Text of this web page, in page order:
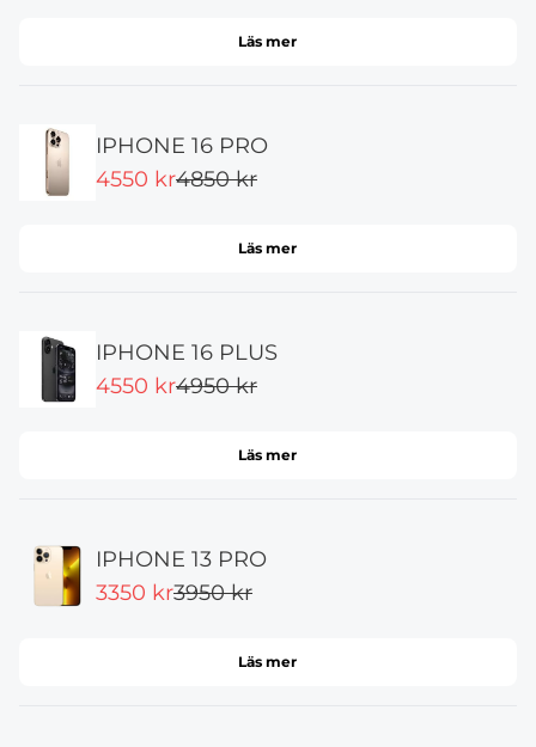
Läs mer
IPHONE 16 PRO
4550 kr4850 kr
Läs mer
IPHONE 16 PLUS
4550 kr4950 kr
Läs mer
IPHONE 13 PRO
3350 kr3950 kr
Läs mer